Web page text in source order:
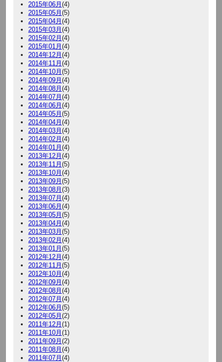
2015年06月 (4)
2015年05月 (5)
2015年04月 (4)
2015年03月 (4)
2015年02月 (4)
2015年01月 (4)
2014年12月 (4)
2014年11月 (4)
2014年10月 (5)
2014年09月 (4)
2014年08月 (4)
2014年07月 (4)
2014年06月 (4)
2014年05月 (5)
2014年04月 (4)
2014年03月 (4)
2014年02月 (4)
2014年01月 (4)
2013年12月 (4)
2013年11月 (5)
2013年10月 (4)
2013年09月 (5)
2013年08月 (3)
2013年07月 (4)
2013年06月 (4)
2013年05月 (5)
2013年04月 (4)
2013年03月 (5)
2013年02月 (4)
2013年01月 (5)
2012年12月 (4)
2012年11月 (5)
2012年10月 (4)
2012年09月 (4)
2012年08月 (4)
2012年07月 (4)
2012年06月 (5)
2012年05月 (2)
2011年12月 (1)
2011年10月 (1)
2011年09月 (2)
2011年08月 (4)
2011年07月 (4)